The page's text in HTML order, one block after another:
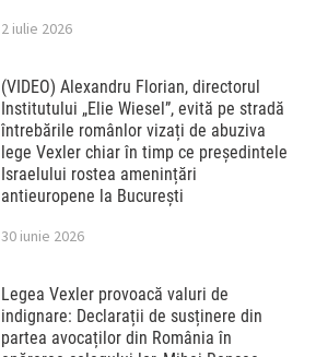
2 iulie 2026
(VIDEO) Alexandru Florian, directorul
Institutului „Elie Wiesel”, evită pe stradă
întrebările românlor vizați de abuziva
lege Vexler chiar în timp ce președintele
Israelului rostea amenințări
antieuropene la București
30 iunie 2026
Legea Vexler provoacă valuri de
indignare: Declarații de susținere din
partea avocaților din România în